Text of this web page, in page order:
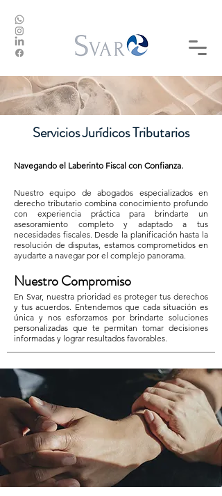
Servicios Jurídicos Tributarios
Navegando el Laberinto Fiscal con Confianza.
​Nuestro equipo de abogados especializados en
derecho tributario combina conocimiento profundo
con experiencia práctica para brindarte un
asesoramiento completo y adaptado a tus
necesidades fiscales. Desde la planificación hasta la
resolución de disputas, estamos comprometidos en
ayudarte a navegar por el complejo panorama.
Nuestro Compromiso
En Svar, nuestra prioridad es proteger tus derechos
y tus acuerdos. Entendemos que cada situación es
única y nos esforzamos por brindarte soluciones
personalizadas que te permitan tomar decisiones
informadas y lograr resultados favorables.